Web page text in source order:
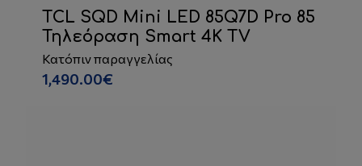
TCL SQD Mini LED 85Q7D Pro 85
Τηλεόραση Smart 4K TV
Κατόπιν παραγγελίας
1,490.00€